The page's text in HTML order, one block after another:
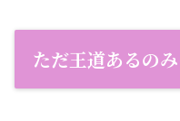
ただ王道あるのみ